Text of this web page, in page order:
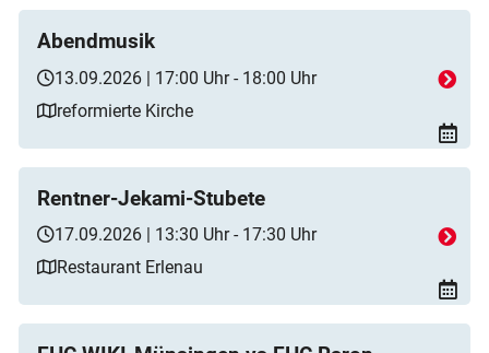
Abendmusik
13.09.2026 | 17:00 Uhr - 18:00 Uhr
reformierte Kirche
Rentner-Jekami-Stubete
17.09.2026 | 13:30 Uhr - 17:30 Uhr
Restaurant Erlenau